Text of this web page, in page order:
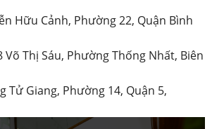
Hữu Cảnh, Phường 22, Quận Bình
Võ Thị Sáu, Phường Thống Nhất, Biên
Tử Giang, Phường 14, Quận 5,